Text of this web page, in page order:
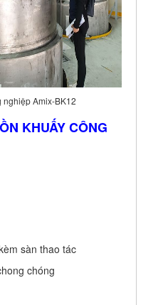
nghiệp Amix-BK12
KHUẤY CÔNG
sàn thao tác
chóng